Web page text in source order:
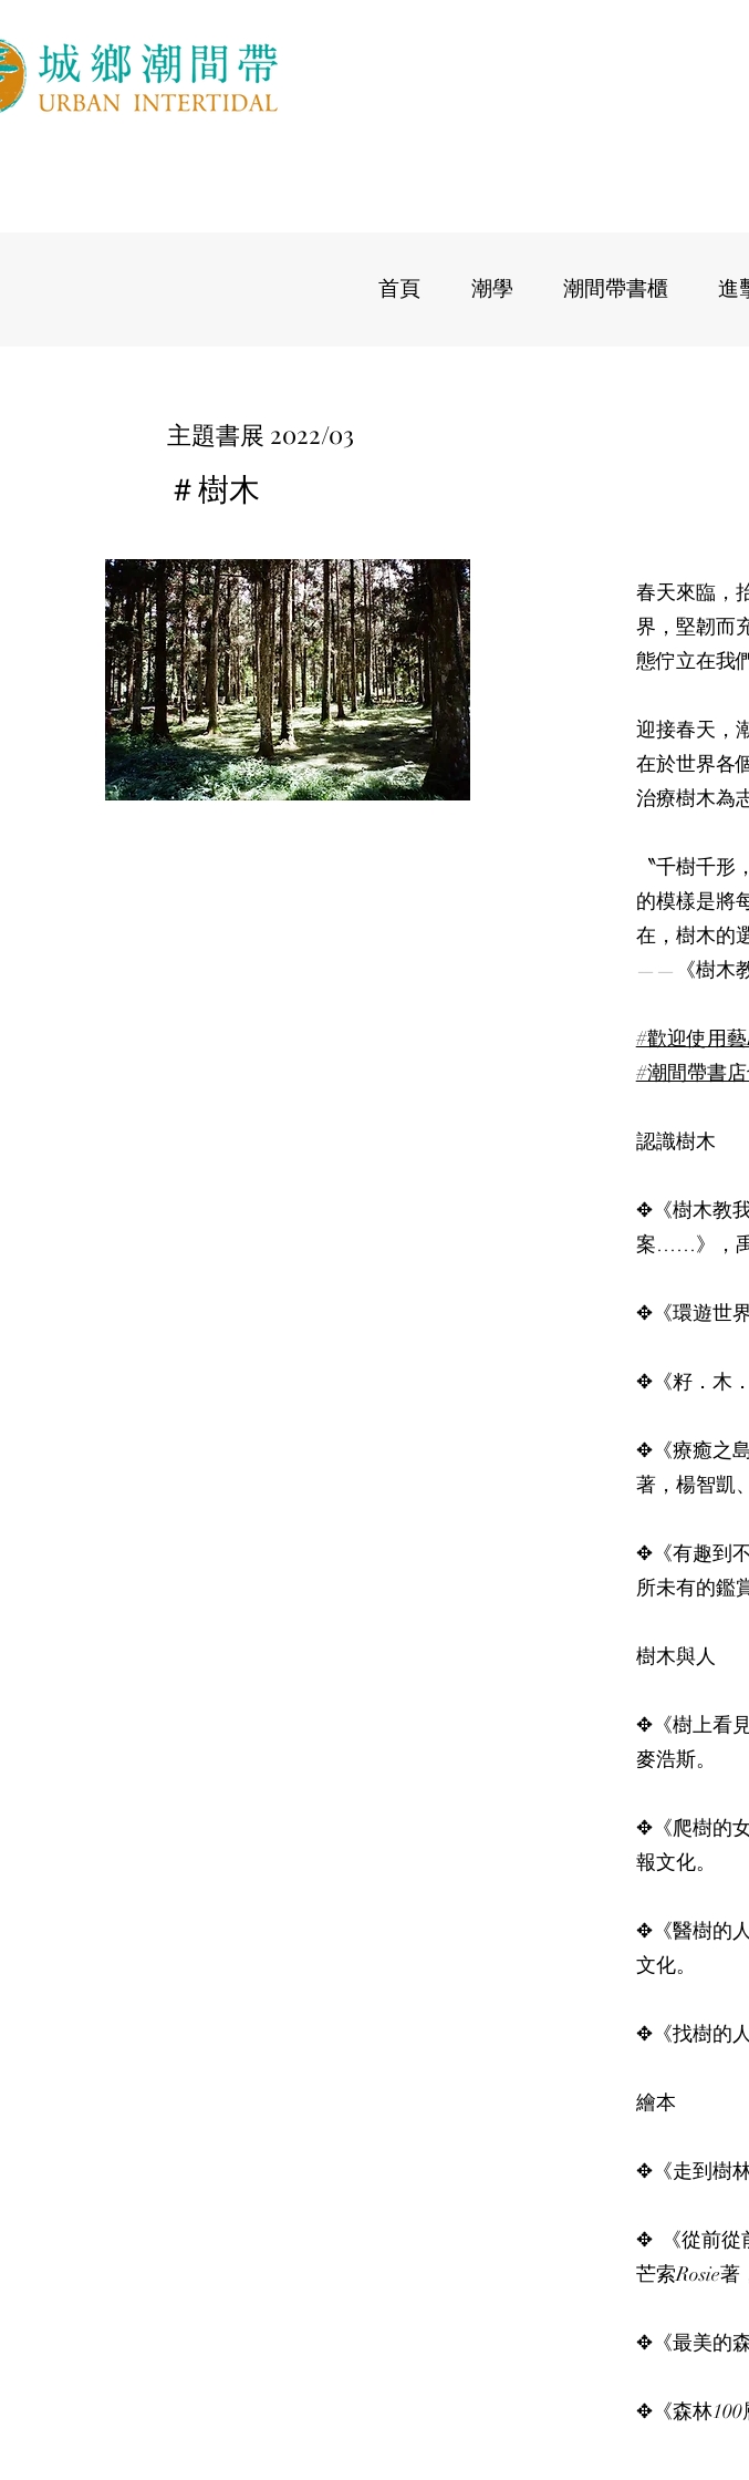
首頁 潮學 潮間帶書櫃 進
主題書展 2022/03
＃樹木
春天來臨，
界，堅韌而
態佇立在我
迎接春天，
在於世界各
治療樹木為
〝千樹千
的模樣是將
在，樹木的
——《樹木教
#歡迎使用
#潮間帶書
認識樹木​
✥《樹木教
案……》，禹
✥《環遊世
✥《籽．木
✥《療癒之
著，楊智凱
✥《有趣到
所未有的鑑
樹木與人​
✥《樹上看
麥浩斯。​
✥《爬樹的
報文化。​
✥《醫樹的
文化。​
✥《找樹的
繪本​
✥《走到樹
✥ ​ 《從前從
芒索Rosie著
✥《最美的
✥《森林100